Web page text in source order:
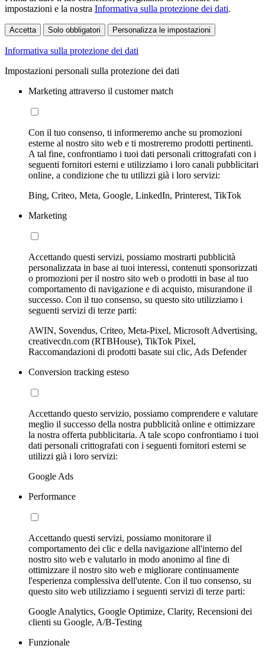
impostazioni e la nostra Informativa sulla protezione dei dati.
Accetta Solo obbligatori Personalizza le impostazioni
Informativa sulla protezione dei dati
Impostazioni personali sulla protezione dei dati
Marketing attraverso il customer match
Con il tuo consenso, ti informeremo anche su promozioni
esterne al nostro sito web e ti mostreremo prodotti pertinenti.
A tal fine, confrontiamo i tuoi dati personali crittografati con i
seguenti fornitori esterni e utilizziamo i loro canali pubblicitari
online, a condizione che tu utilizzi già i loro servizi:
Bing, Criteo, Meta, Google, LinkedIn, Printerest, TikTok
Marketing
Accettando questi servizi, possiamo mostrarti pubblicità
personalizzata in base ai tuoi interessi, contenuti sponsorizzati
o promozioni per il nostro sito web o prodotti in base al tuo
comportamento di navigazione e di acquisto, misurandone il
successo. Con il tuo consenso, su questo sito utilizziamo i
seguenti servizi di terze parti:
AWIN, Sovendus, Criteo, Meta-Pixel, Microsoft Advertising,
creativecdn.com (RTBHouse), TikTok Pixel,
Raccomandazioni di prodotti basate sui clic, Ads Defender
Conversion tracking esteso
Accettando questo servizio, possiamo comprendere e valutare
meglio il successo della nostra pubblicità online e ottimizzare
la nostra offerta pubblicitaria. A tale scopo confrontiamo i tuoi
dati personali crittografati con i seguenti fornitori esterni se
utilizzi già i loro servizi:
Google Ads
Performance
Accettando questi servizi, possiamo monitorare il
comportamento dei clic e della navigazione all'interno del
nostro sito web e valutarlo in modo anonimo al fine di
ottimizzare il nostro sito web e migliorare continuamente
l'esperienza complessiva dell'utente. Con il tuo consenso, su
questo sito web utilizziamo i seguenti servizi di terze parti:
Google Analytics, Google Optimize, Clarity, Recensioni dei
clienti su Google, A/B-Testing
Funzionale